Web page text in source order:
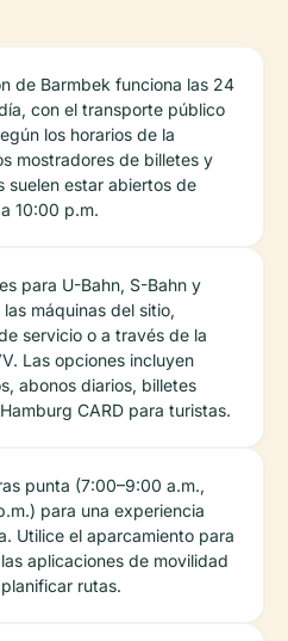
de Barmbek funciona las 24
con el transporte público
los horarios de la
mostradores de billetes y
suelen estar abiertos de
10:00 p.m.
para U-Bahn, S-Bahn y
máquinas del sitio,
servicio o a través de la
Las opciones incluyen
abonos diarios, billetes
CARD para turistas.
punta (7:00–9:00 a.m.,
para una experiencia
Utilice el aparcamiento para
aplicaciones de movilidad
rutas.